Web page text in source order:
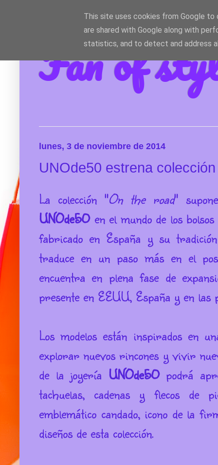
Fan of
lunes, 3 de noviembre de 2014
UNOde50 estrena
La colección "On the road"
UNOde50en el mundo de los
fabricado en España y su
traduce en un paso más en el
encuentra en plena fase de
presente en EEUU, España y en las
Los modelos están inspirados en
explorar nuevos rincones y vivir
de la joyería UNOde50podrá
tachuelas, cadenas y flecos de
emblemático candado, icono de la
diseños de esta colección.
This site uses cookies from Google to
are shared with Google along with
statistics, and to detect and address